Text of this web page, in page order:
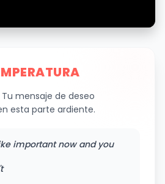
mensaje de deseo
esta parte ardiente.
important now and you